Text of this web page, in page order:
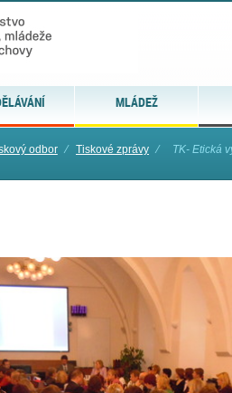
MLÁDEŽ
odbor ⁄ Tiskové zprávy ⁄ TK- Etická